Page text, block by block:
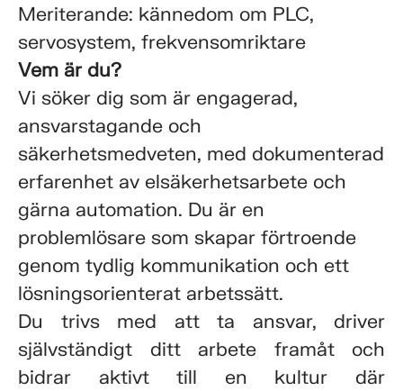
Meriterande: kännedom om PLC,
servosystem, frekvensomriktare
Vem är du?
Vi söker dig som är engagerad,
ansvarstagande och
säkerhetsmedveten, med dokumenterad
erfarenhet av elsäkerhetsarbete och
gärna automation. Du är en
problemlösare som skapar förtroende
genom tydlig kommunikation och ett
lösningsorienterat arbetssätt.
Du trivs med att ta ansvar, driver
självständigt ditt arbete framåt och
bidrar aktivt till en kultur där